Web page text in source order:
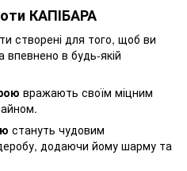
КАПІБАРА
створені для того, щоб ви
впевнено в будь-якій
вражають своїм міцним
стануть чудовим
додаючи йому шарму та